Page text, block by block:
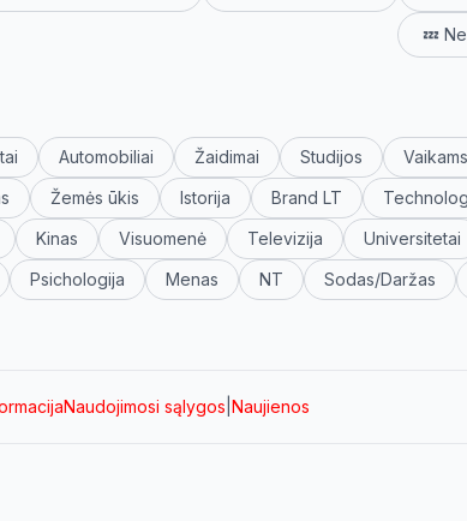
💤
Automobiliai Žaidimai Studijos
Vaikams
Žemės ūkis Istorija Brand LT
Kinas Visuomenė Televizija Universitetai
Psichologija Menas NT Sodas/Daržas
Naudojimosi sąlygos Naujienos